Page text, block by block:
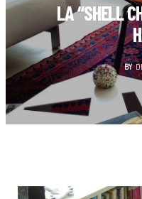
LA “SHELL
BY